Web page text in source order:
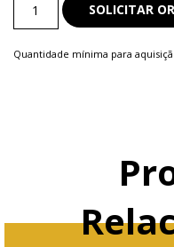
Feminino
SOLICITAR
Quantidade mínima para